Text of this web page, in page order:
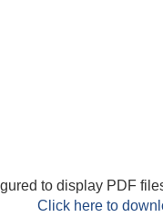
to display PDF
Click here to